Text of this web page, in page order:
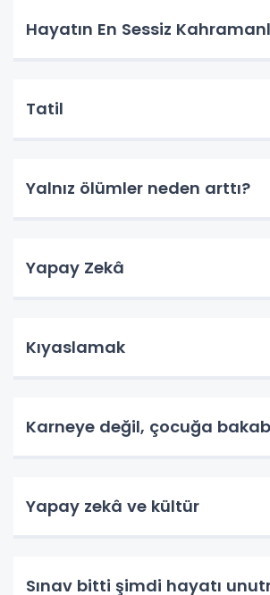
Hayatın En Sessiz
Tatil
Yalnız ölümler neden arttı?
Yapay Zekâ
Kıyaslamak
Karneye değil, çocuğa
Yapay zekâ ve kültür
Sınav bitti şimdi hayatı